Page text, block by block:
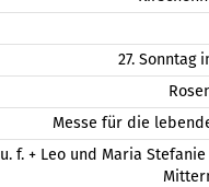
27. Sonntag
Messe für die
u. f. + Leo und Maria